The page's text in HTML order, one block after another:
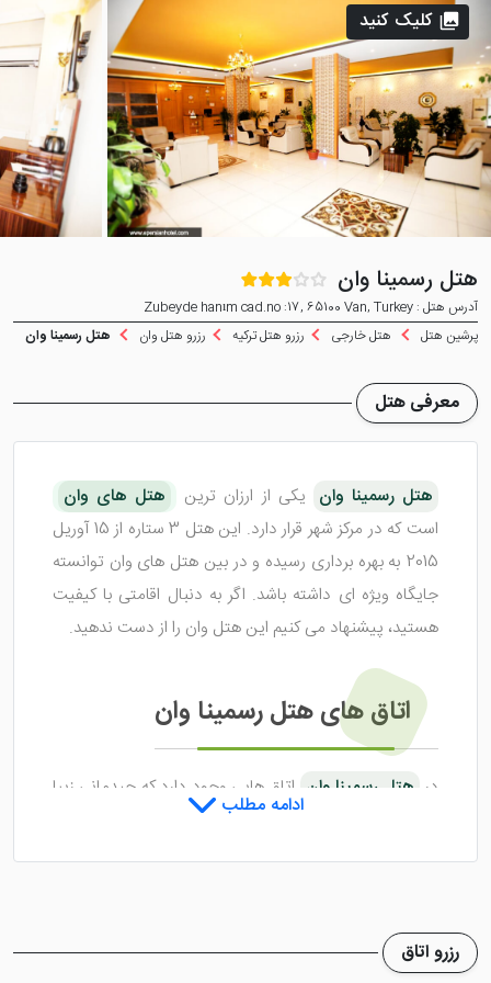
هتل رسمینا وان
آدرس هتل : Zubeyde hanım cad.no :17, 65100 Van, Turkey
پرشین هتل
هتل خارجی رزرو هتل ترکیه رزرو هتل وان هتل رسمینا وان
کلیک کنید
معرفی هتل
هتل رسمینا وان یکی از ارزان ترین
هتل های وان
است که در مرکز شهر قرار دارد. این هتل 3 ستاره از 15 آوریل
2015 به بهره برداری رسیده و در بین هتل های وان توانسته
جایگاه ویژه ای داشته باشد. اگر به دنبال اقامتی با کیفیت
هستید، پیشنهاد می کنیم این هتل وان را از دست ندهید.
اتاق های هتل رسمینا وان
در هتل رسمینا وان اتاق هایی وجود دارد که چیدمانی زیبا
داشته و امکانات رفاهی خوبی درون آن ها تعبیه شده است.
25 مترمربع دارند.
ادامه مطلب
رزرو اتاق